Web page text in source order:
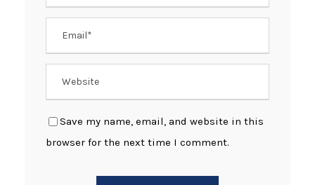
Save my name, email, and website in this
browser for the next time I comment.